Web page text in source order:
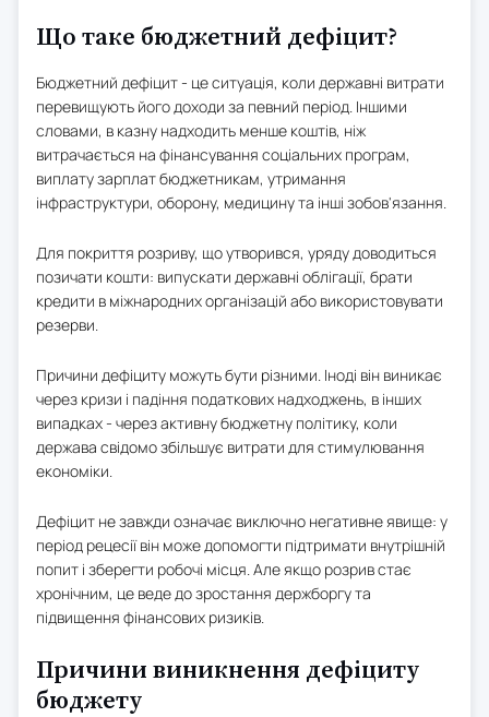
Що таке бюджетний дефіцит?
Бюджетний дефіцит - це ситуація, коли державні витрати
перевищують його доходи за певний період. Іншими
словами, в казну надходить менше коштів, ніж
витрачається на фінансування соціальних програм,
виплату зарплат бюджетникам, утримання
інфраструктури, оборону, медицину та інші зобов'язання.
Для покриття розриву, що утворився, уряду доводиться
позичати кошти: випускати державні облігації, брати
кредити в міжнародних організацій або використовувати
резерви.
Причини дефіциту можуть бути різними. Іноді він виникає
через кризи і падіння податкових надходжень, в інших
випадках - через активну бюджетну політику, коли
держава свідомо збільшує витрати для стимулювання
економіки.
Дефіцит не завжди означає виключно негативне явище: у
період рецесії він може допомогти підтримати внутрішній
попит і зберегти робочі місця. Але якщо розрив стає
хронічним, це веде до зростання держборгу та
підвищення фінансових ризиків.
Причини виникнення дефіциту
бюджету